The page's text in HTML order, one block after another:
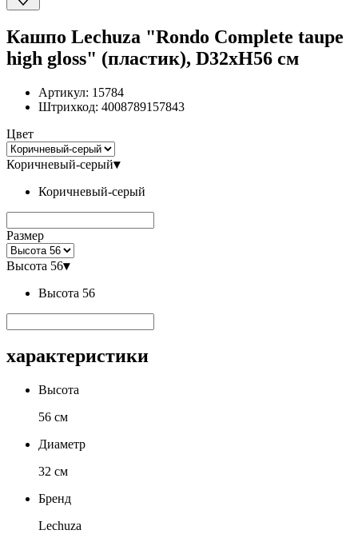
Кашпо Lechuza "Rondo Complete taupe
high gloss" (пластик), D32xH56 см
Артикул: 15784
Штрихкод: 4008789157843
Цвет
Коричневый-серый▾
Коричневый-серый
Размер
Высота 56▾
Высота 56
характеристики
Высота
56 см
Диаметр
32 см
Бренд
Lechuza